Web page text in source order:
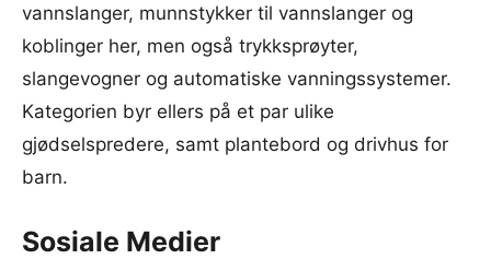
vannslanger, munnstykker til vannslanger og
koblinger her, men også trykksprøyter,
slangevogner og automatiske vanningssystemer.
Kategorien byr ellers på et par ulike
gjødselspredere, samt plantebord og drivhus for
barn.
Sosiale Medier